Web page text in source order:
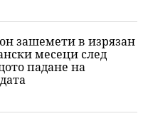
зашемети в изрязан
месеци след
падане на